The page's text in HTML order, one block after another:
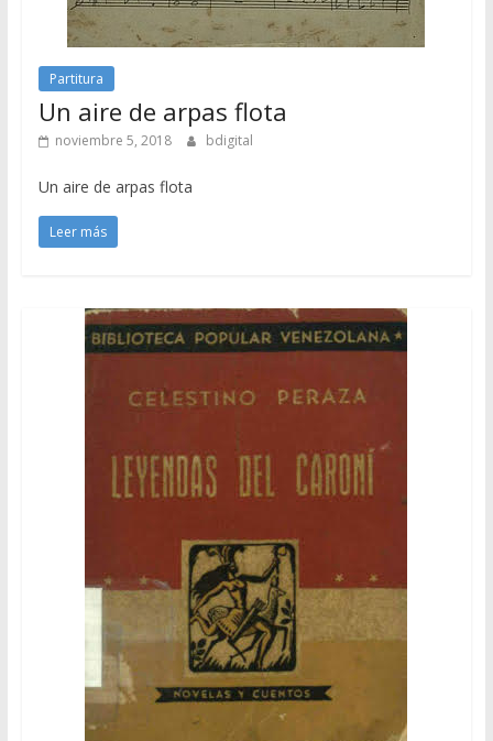
Partitura
Un aire de arpas flota
noviembre 5, 2018 bdigital
Un aire de arpas flota
Leer más